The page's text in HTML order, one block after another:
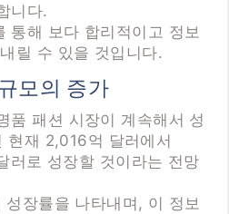
니다.
통해 보다 합리적이고 정보
릴 수 있을 것입니다.
모의 증가
품 패션 시장이 계속해서 성
재 2,016억 달러에서
로 성장할 것이라는 전망
장률을 나타내며, 이 정보